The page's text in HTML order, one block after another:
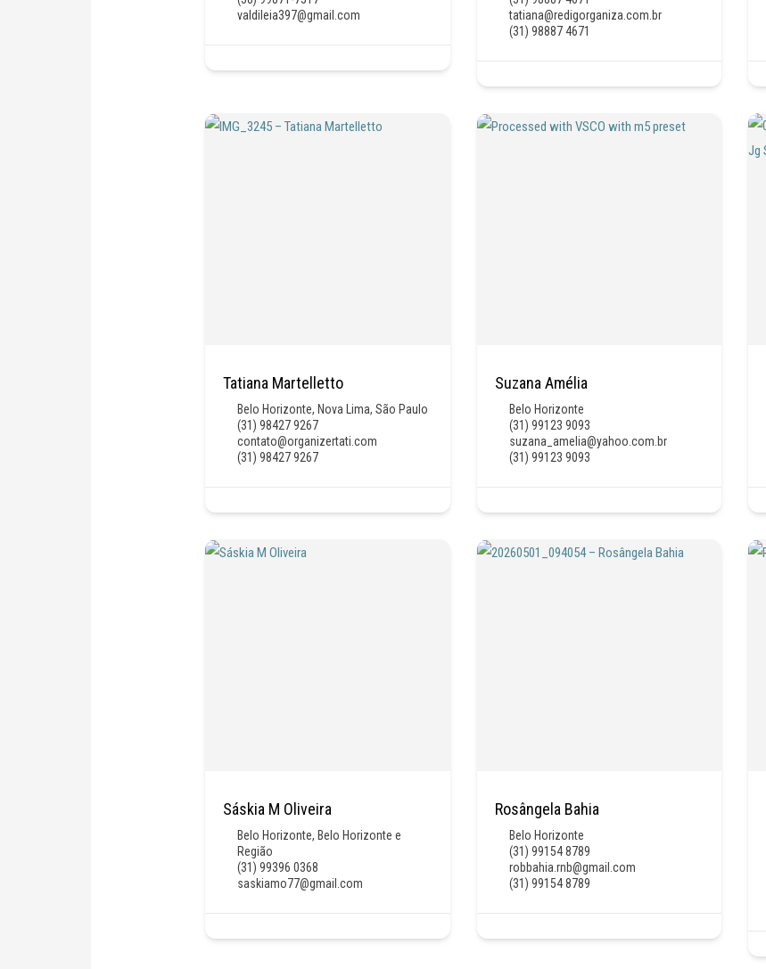
valdileia397@gmail.com
tatiana@redigorganiza.com.br
(31) 98887 4671
Tatiana Martelletto
Belo Horizonte, Nova Lima,São Paulo
(31) 98427 9267
contato@organizertati.com
(31) 98427 9267
Suzana Amélia
Belo Horizonte
(31) 99123 9093
suzana_amelia@yahoo.com.br
(31) 99123 9093
Sáskia M Oliveira
Belo Horizonte, Belo Horizonte e
Região
(31) 99396 0368
saskiamo77@gmail.com
Rosângela Bahia
Belo Horizonte
(31) 99154 8789
robbahia.rnb@gmail.com
(31) 99154 8789